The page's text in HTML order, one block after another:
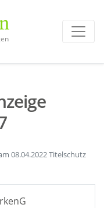
08.04.2022 Titelschutz